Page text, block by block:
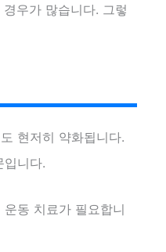
우가 많습니다. 그렇
현저히 약화됩니다.
니다.
동 치료가 필요합니